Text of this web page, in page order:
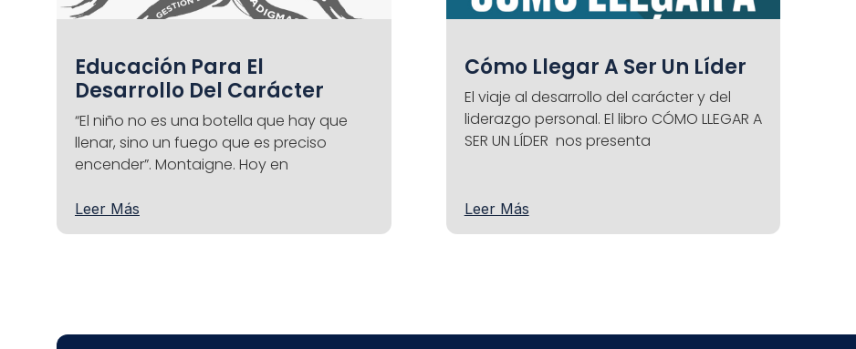
Educación Para El
Desarrollo Del Carácter
“El niño no es una botella que hay que
llenar, sino un fuego que es preciso
encender”. Montaigne. Hoy en
Leer Más
Cómo Llegar A Ser Un Líder
El viaje al desarrollo del carácter y del
liderazgo personal. El libro CÓMO LLEGAR A
SER UN LÍDER nos presenta
Leer Más